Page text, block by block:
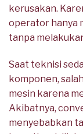
kerusakan.
operator hanya
tanpa
Saat teknisi
komponen,
mesin karena
Akibatnya,
menyebabkan